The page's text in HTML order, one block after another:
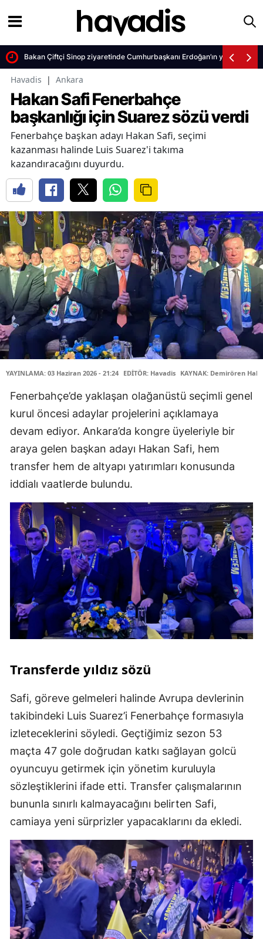
Bakan Çiftçi Sinop ziyaretinde Cumhurbaşkanı Erdoğan’ın
Havadis | Ankara
Hakan Safi Fenerbahçe
başkanlığı için Suarez sözü verdi
Fenerbahçe başkan adayı Hakan Safi, seçimi
kazanması halinde Luis Suarez'i takıma
kazandıracağını duyurdu.
YAYINLAMA: 03 Haziran 2026 - 21:24 EDİTÖR: Havadis KAYNAK: Demirören
Fenerbahçe’de yaklaşan olağanüstü seçimli genel
kurul öncesi adaylar projelerini açıklamaya
devam ediyor. Ankara’da kongre üyeleriyle bir
araya gelen başkan adayı Hakan Safi, hem
transfer hem de altyapı yatırımları konusunda
iddialı vaatlerde bulundu.
Transferde yıldız sözü
Safi, göreve gelmeleri halinde Avrupa devlerinin
takibindeki Luis Suarez’i Fenerbahçe formasıyla
izleteceklerini söyledi. Geçtiğimiz sezon 53
maçta 47 gole doğrudan katkı sağlayan golcü
oyuncuyu getirmek için yönetim kuruluyla
sözleştiklerini ifade etti. Transfer çalışmalarının
bununla sınırlı kalmayacağını belirten Safi,
camiaya yeni sürprizler yapacaklarını da ekledi.